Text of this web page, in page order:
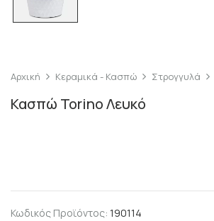
Αρχική Κεραμικά - Κασπώ Στρογγυλά
Κασπώ Torino Λευκό
Κωδικός Προϊόντος: 190114